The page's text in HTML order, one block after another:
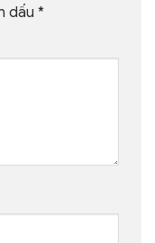
dấu *